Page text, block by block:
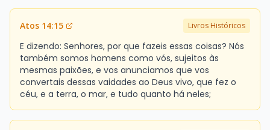
Atos 14:15 Livros Históricos
E dizendo: Senhores, por que fazeis essas coisas? Nós
também somos homens como vós, sujeitos às
mesmas paixões, e vos anunciamos que vos
convertais dessas vaidades ao Deus vivo, que fez o
céu, e a terra, o mar, e tudo quanto há neles;